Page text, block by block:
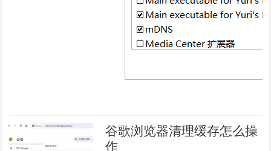
谷歌浏览器清理缓存怎么操
作